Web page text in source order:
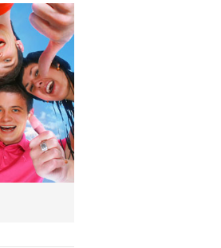
“AI雙星”上空有何新本
領？
共同關注
百年潮起 再現張謇傳
奇人生
文化十分
一醋一面 “酸”出億萬
財路
生財有道